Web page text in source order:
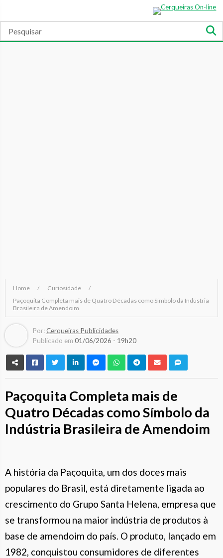
Home
Curiosidade
Paçoquita Completa mais de Quatro Décadas como Símbolo da Indústria
Brasileira de Amendoim
Por:Cerqueiras Publicidades
Publicado em 01/06/2026 - 19h20
Paçoquita Completa mais de
Quatro Décadas como Símbolo da
Indústria Brasileira de Amendoim
A história da Paçoquita, um dos doces mais
populares do Brasil, está diretamente ligada ao
crescimento do Grupo Santa Helena, empresa que
se transformou na maior indústria de produtos à
base de amendoim do país. O produto, lançado em
1982, conquistou consumidores de diferentes